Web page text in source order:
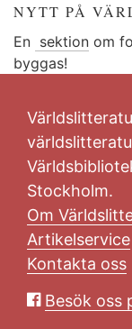
NYTT PÅ
En sektion om
byggas!
Stockholm.
Om
Artikelservice
Kontakta oss
Besök oss